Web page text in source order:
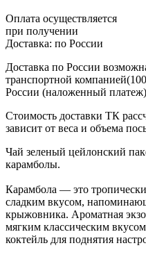
Оплата осуществляется
при получении
Доставка: по России
Доставка по России
транспортной
России (наложенный платеж)
Стоимость доставки ТК
зависит от веса и объема
Чай зеленый цейлонский
карамболы.
Карамбола — это
сладким вкусом,
крыжовника. Ароматная
мягким классическим
коктейль для поднятия